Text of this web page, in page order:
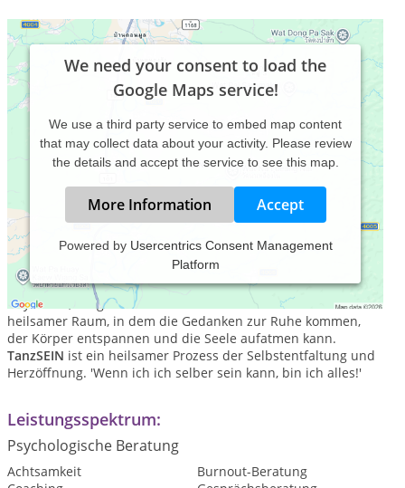
We need your consent to load the
Google Maps service!
We use a third party service to embed map content
that may collect data about your activity. Please review
the details and accept the service to see this map.
More Information Accept
Powered by Usercentrics Consent Management
Platform
TanzSEIN
verbindet die Freude an freier Bewegung, Tanz und
Therapie, mit Bewußtsein und Stille. Im Zusammenspiel von
Rhythmus, ausgewählter Musik und Tanz entsteht ein
heilsamer Raum, in dem die Gedanken zur Ruhe kommen,
der Körper entspannen und die Seele aufatmen kann.
TanzSEIN ist ein heilsamer Prozess der Selbstentfaltung und
Herzöffnung. 'Wenn ich ich selber sein kann, bin ich alles!'
Leistungsspektrum:
Psychologische Beratung
Achtsamkeit
Burnout-Beratung